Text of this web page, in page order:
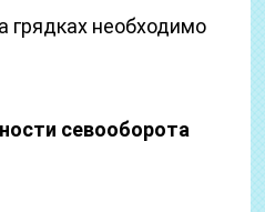
грядках необходимо
севооборота